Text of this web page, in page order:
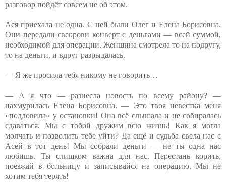
разговор пойдёт совсем не об этом.
Ася приехала не одна. С ней были Олег и Елена Борисовна.
Они передали свекрови конверт с деньгами — всей суммой,
необходимой для операции. Женщина смотрела то на подругу,
то на деньги, и вдруг разрыдалась.
— Я же просила тебя никому не говорить…
— А я что — разнесла новость по всему району? —
нахмурилась Елена Борисовна. — Это твоя невестка меня
«подловила» у остановки! Она всё слышала и не собиралась
сдаваться. Мы с тобой дружим всю жизнь! Как я могла
молчать и позволить тебе уйти? Да ещё и судьба свела нас с
Асей в тот день! Мы собрали деньги — не ты одна нас
любишь. Ты слишком важна для нас. Перестань корить,
поезжай в больницу и записывайся на операцию. Мы не
хотим тебя терять!